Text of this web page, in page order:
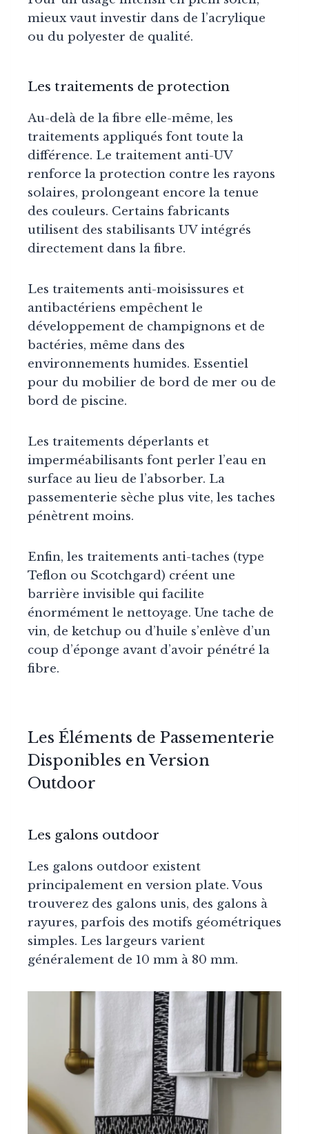
mieux vaut investir dans de l’acrylique
ou du polyester de qualité.
Les traitements de protection
Au-delà de la fibre elle-même, les
traitements appliqués font toute la
différence. Le traitement anti-UV
renforce la protection contre les rayons
solaires, prolongeant encore la tenue
des couleurs. Certains fabricants
utilisent des stabilisants UV intégrés
directement dans la fibre.
Les traitements anti-moisissures et
antibactériens empêchent le
développement de champignons et de
bactéries, même dans des
environnements humides. Essentiel
pour du mobilier de bord de mer ou de
bord de piscine.
Les traitements déperlants et
imperméabilisants font perler l’eau en
surface au lieu de l’absorber. La
passementerie sèche plus vite, les taches
pénètrent moins.
Enfin, les traitements anti-taches (type
Teflon ou Scotchgard) créent une
barrière invisible qui facilite
énormément le nettoyage. Une tache de
vin, de ketchup ou d’huile s’enlève d’un
coup d’éponge avant d’avoir pénétré la
fibre.
Les Éléments de Passementerie
Disponibles en Version
Outdoor
Les galons outdoor
Les galons outdoor existent
principalement en version plate. Vous
trouverez des galons unis, des galons à
rayures, parfois des motifs géométriques
simples. Les largeurs varient
généralement de 10 mm à 80 mm.